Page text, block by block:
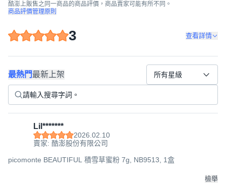
酷澎上販售之同一商品的商品評價，商品賣家可能有所不同。
商品評價管理原則
3 查看詳情
最熱門最新上架 所有星級
Lil*******
2026.02.10
賣家: 酷澎股份有限公司
picomonte BEAUTIFUL 積雪草蜜粉 7g, NB9513, 1盒
檢舉